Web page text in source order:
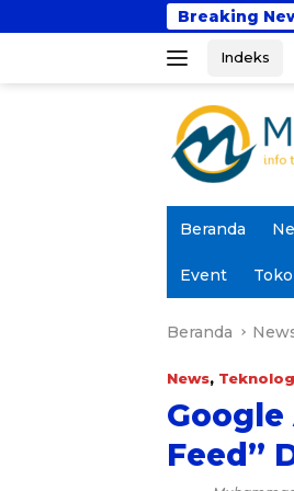
ke
Breaking
Fenomena “Kabur Aja
Indeks
Beranda
Event
Beranda
News,
Feed”